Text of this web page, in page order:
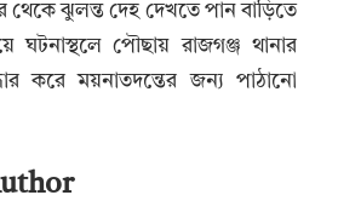
থেকে ঝুলন্ত দেহ দেখতে পান বাড়িতে
ঘটনাস্থলে পৌছায় রাজগঞ্জ থানার
করে ময়নাতদন্তের জন্য পাঠানো